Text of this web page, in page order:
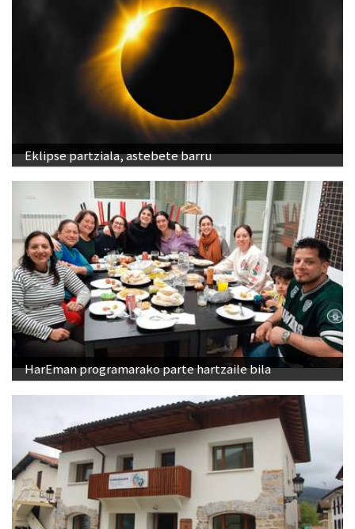
Eklipse partziala, astebete barru
HarEman programarako parte hartzaile bila